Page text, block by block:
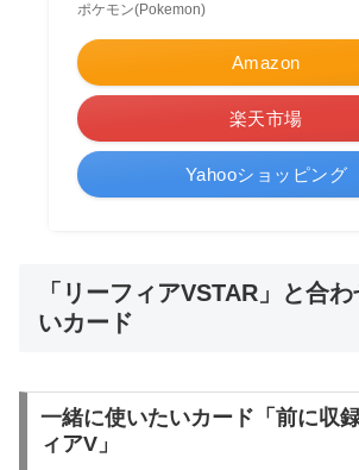
ポケモン(Pokemon)
Amazon
楽天市場
Yahooショッピング
「 リーフィアVSTAR 」と合
いカード
一緒に使いたいカード「前に収
ィアV」